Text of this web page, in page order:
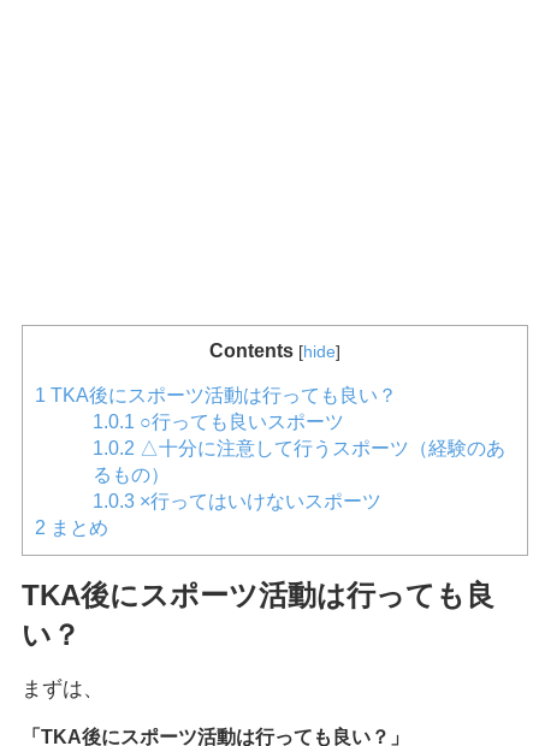
Contents [hide]
1 TKA後にスポーツ活動は行っても良い？
1.0.1 ○行っても良いスポーツ
1.0.2 △十分に注意して行うスポーツ（経験のあ
るもの）
1.0.3×行ってはいけないスポーツ
2 まとめ
TKA後にスポーツ活動は行っても良
い？
まずは、
「TKA後にスポーツ活動は行っても良い？」